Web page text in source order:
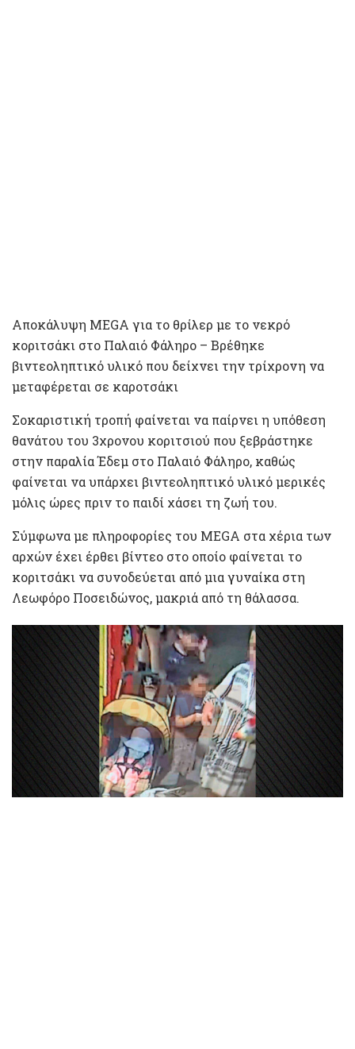
Αποκάλυψη MEGA για το θρίλερ με το νεκρό
κοριτσάκι στο Παλαιό Φάληρο – Βρέθηκε
βιντεοληπτικό υλικό που δείχνει την τρίχρονη να
μεταφέρεται σε καροτσάκι
Σοκαριστική τροπή φαίνεται να παίρνει η υπόθεση
θανάτου του 3χρονου κοριτσιού που ξεβράστηκε
στην παραλία Έδεμ στο Παλαιό Φάληρο, καθώς
φαίνεται να υπάρχει βιντεοληπτικό υλικό μερικές
μόλις ώρες πριν το παιδί χάσει τη ζωή του.
Σύμφωνα με πληροφορίες του MEGA στα χέρια των
αρχών έχει έρθει βίντεο στο οποίο φαίνεται το
κοριτσάκι να συνοδεύεται από μια γυναίκα στη
Λεωφόρο Ποσειδώνος, μακριά από τη θάλασσα.